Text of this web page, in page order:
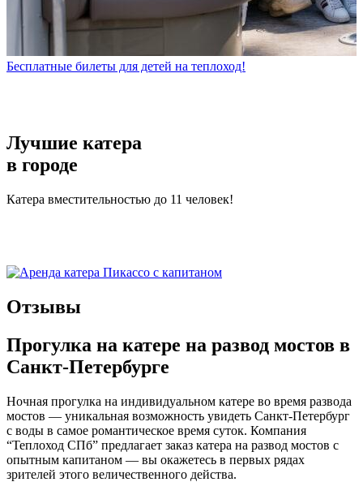
Бесплатные билеты для детей на теплоход!
Лучшие катера
в городе
Катера вместительностью до 11 человек!
Отзывы
Прогулка на катере на развод мостов в
Санкт-Петербурге
Ночная прогулка на индивидуальном катере во время развода
мостов — уникальная возможность увидеть Санкт-Петербург
с воды в самое романтическое время суток. Компания
“Теплоход СПб” предлагает заказ катера на развод мостов с
опытным капитаном — вы окажетесь в первых рядах
зрителей этого величественного действа.